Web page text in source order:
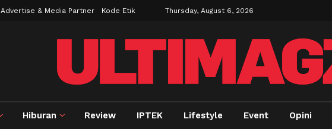
Advertise & Media Partner Kode Etik Thursday, August 6, 2026
Hiburan Review IPTEK Lifestyle Event Opini